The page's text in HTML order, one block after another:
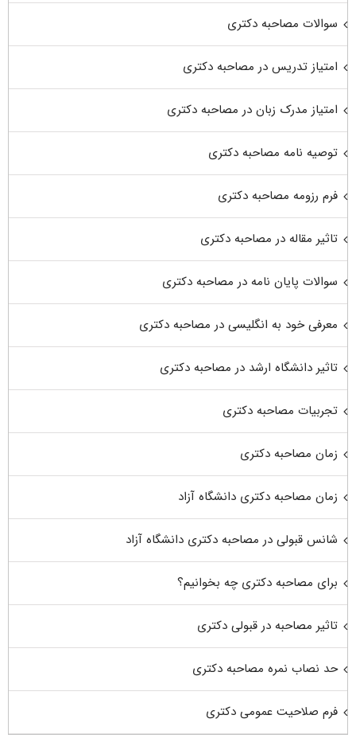
سوالات مصاحبه دکتری
امتیاز تدریس در مصاحبه دکتری
امتیاز مدرک زبان در مصاحبه دکتری
توصیه نامه مصاحبه دکتری
فرم رزومه مصاحبه دکتری
تاثیر مقاله در مصاحبه دکتری
سوالات پایان نامه در مصاحبه دکتری
معرفی خود به انگلیسی در مصاحبه دکتری
تاثیر دانشگاه ارشد در مصاحبه دکتری
تجربیات مصاحبه دکتری
زمان مصاحبه دکتری
زمان مصاحبه دکتری دانشگاه آزاد
شانس قبولی در مصاحبه دکتری دانشگاه آزاد
برای مصاحبه دکتری چه بخوانیم؟
تاثیر مصاحبه در قبولی دکتری
حد نصاب نمره مصاحبه دکتری
فرم صلاحیت عمومی دکتری